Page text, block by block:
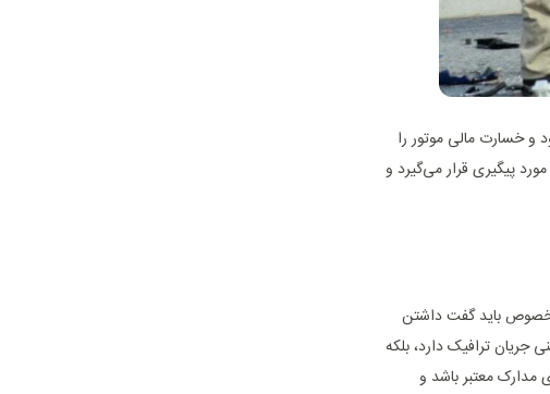
و خسارت مالی موتور را
پیگیری قرار می‌گیرد و
خصوص باید گفت داشتن
جریان ترافیک دارد، بلکه
مدارک معتبر باشد و